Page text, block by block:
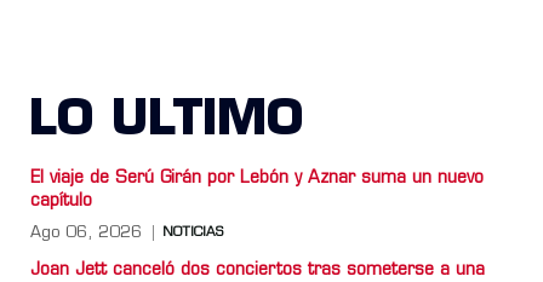
LO ULTIMO
El viaje de Serú Girán por Lebón y Aznar suma un nuevo
capítulo
Ago 06, 2026 NOTICIAS
Joan Jett canceló dos conciertos tras someterse a una